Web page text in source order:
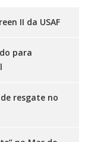
II da USAF
para
resgate no